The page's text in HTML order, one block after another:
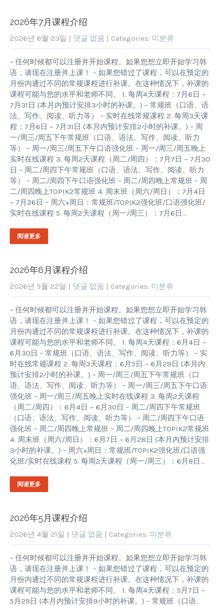
2026年7月课程介绍
2026년 6월 23일 | 댓글 없음 | Categories: 미분류
– 任何时候都可以注册并开始课程。如果您想立即开始学习韩
语，请现在注册并上课！ – 如果您错过了课程，可以在预定的
月份内通过不同的常规课程进行补课。在这种情况下，补课的
课程可能与您的水平和老师不同。 1. 每周4天课程：7月6日 ~
7月31日 (本月内预计安排3小时的补课。) – 常规班（口语、语
法、写作、阅读、听力等） – 实时在线常规课程 2. 每周3天课
程：7月6日 ~ 7月31日 (本月内预计安排2小时的补课。) – 周
一/周三/周五下午常规班（口语、语法、写作、阅读、听力
等） – 周一/周三/周五下午口语强化班 – 周一/周三/周五晚上
实时在线课程 3. 每周2天课程（周二/周四）：7月7日 ~ 7月30
日 – 周二/周四下午常规班（口语、语法、写作、阅读、听力
等） – 周二/周四下午口语强化班 – 周二/周四晚上常规班 – 周
二/周四晚上TOPIK2常规班 4. 周末班（周六/周日）：7月4日
~ 7月26日 – 周六+周日：常规班/TOPIK2强化班/口语强化班/
实时在线课程 5. 每周2天课程（周一/周三）：7月6日…
阅读更多
2026年6月课程介绍
2026년 5월 22일 | 댓글 없음 | Categories: 미분류
– 任何时候都可以注册并开始课程。如果您想立即开始学习韩
语，请现在注册并上课！ – 如果您错过了课程，可以在预定的
月份内通过不同的常规课程进行补课。在这种情况下，补课的
课程可能与您的水平和老师不同。 1. 每周4天课程：6月4日 ~
6月30日 – 常规班（口语、语法、写作、阅读、听力等） – 实
时在线常规课程 2. 每周3天课程：6月5日 ~ 6月29日 (本月内
预计安排2小时的补课。) – 周一/周三/周五下午常规班（口
语、语法、写作、阅读、听力等） – 周一/周三/周五下午口语
强化班 – 周一/周三/周五晚上实时在线课程 3. 每周2天课程
（周二/周四）：6月4日 ~ 6月30日 – 周二/周四下午常规班
（口语、语法、写作、阅读、听力等） – 周二/周四下午口语
强化班 – 周二/周四晚上常规班 – 周二/周四晚上TOPIK2常规班
4. 周末班（周六/周日）：6月7日 ~ 6月28日 (本月内预计安排
3小时的补课。) – 周六+周日：常规班/TOPIK2强化班/口语强
化班/实时在线课程 5. 每周2天课程（周一/周三）：6月8日…
阅读更多
2026年5月课程介绍
2026년 4월 21일 | 댓글 없음 | Categories: 미분류
– 任何时候都可以注册并开始课程。如果您想立即开始学习韩
语，请现在注册并上课！ – 如果您错过了课程，可以在预定的
月份内通过不同的常规课程进行补课。在这种情况下，补课的
课程可能与您的水平和老师不同。 1. 每周4天课程：5月7日 ~
5月29日 (本月内预计安排9小时的补课。) – 常规班（口语、